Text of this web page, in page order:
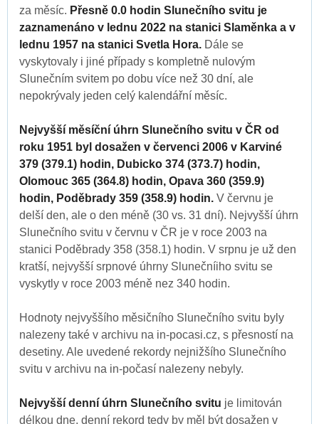
za měsíc. Přesně 0.0 hodin Slunečního svitu je
zaznamenáno v lednu 2022 na stanici Slaměnka a v
lednu 1957 na stanici Svetla Hora. Dále se
vyskytovaly i jiné případy s kompletně nulovým
Slunečním svitem po dobu více než 30 dní, ale
nepokrývaly jeden celý kalendářní měsíc.
Nejvyšší měsíční úhrn Slunečního svitu v ČR od
roku 1951 byl dosažen v červenci 2006 v Karviné
379 (379.1) hodin, Dubicko 374 (373.7) hodin,
Olomouc 365 (364.8) hodin, Opava 360 (359.9)
hodin, Poděbrady 359 (358.9) hodin. V červnu je
delší den, ale o den méně (30 vs. 31 dní). Nejvyšší úhrn
Slunečního svitu v červnu v ČR je v roce 2003 na
stanici Poděbrady 358 (358.1) hodin. V srpnu je už den
kratší, nejvyšší srpnové úhrny Slunečníiho svitu se
vyskytly v roce 2003 méně nez 340 hodin.
Hodnoty nejvyššího měsičního Slunečního svitu byly
nalezeny také v archivu na in-pocasi.cz, s přesností na
desetiny. Ale uvedené rekordy nejnižšího Slunečního
svitu v archivu na in-počasí nalezeny nebyly.
Nejvyšší denní úhrn Slunečního svitu je limitován
délkou dne, denní rekord tedy by měl být dosažen v